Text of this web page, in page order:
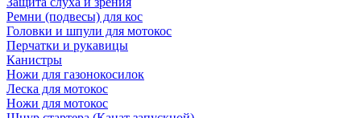
Ремни (подвесы) для кос
Головки и шпули для мотокос
Перчатки и рукавицы
Канистры
Ножи для газонокосилок
Леска для мотокос
Ножи для мотокос